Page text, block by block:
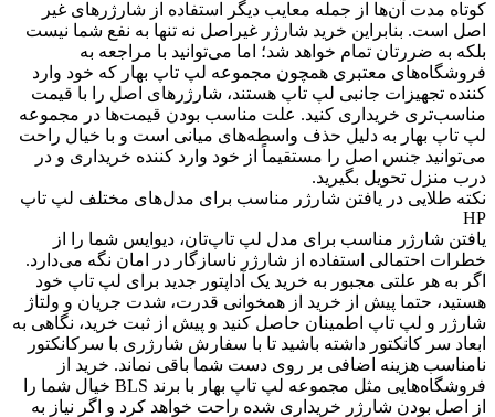
کوتاه مدت آن‌ها از جمله معایب دیگر استفاده از شارژرهای غیر
اصل است. بنابراین خرید شارژر غیراصل نه تنها به نفع شما نیست
بلکه به ضررتان تمام خواهد شد؛ اما می‌توانید با مراجعه به
فروشگاه‌های معتبری همچون مجموعه لپ تاپ بهار که خود وارد
کننده تجهیزات جانبی لپ تاپ هستند، شارژرهای اصل را با قیمت
مناسب‌تری خریداری کنید. علت مناسب بودن قیمت‌ها در مجموعه
لپ تاپ بهار به دلیل حذف واسطه‌های میانی است و با خیال راحت
می‌توانید جنس اصل را مستقیماً از خود وارد کننده خریداری و در
درب منزل تحویل بگیرید.
نکته طلایی در یافتن شارژر مناسب برای مدل‌های مختلف لپ تاپ
HP
یافتن شارژر مناسب برای مدل لپ تاپ‌تان، دیوایس شما را از
خطرات احتمالی استفاده از شارژر ناسازگار در امان نگه می‌دارد.
اگر به هر علتی مجبور به خرید یک آداپتور جدید برای لپ تاپ خود
هستید، حتما پیش از خرید از همخوانی قدرت، شدت جریان و ولتاژ
شارژر و لپ تاپ اطمینان حاصل کنید و پیش از ثبت خرید، نگاهی به
ابعاد سر کانکتور داشته باشید تا با سفارش شارژری با سرکانکتور
نامناسب هزینه اضافی بر روی دست شما باقی نماند. خرید از
فروشگاه‌هایی مثل مجموعه لپ تاپ بهار با برند BLS خیال شما را
از اصل بودن شارژر خریداری شده راحت خواهد کرد و اگر نیاز به